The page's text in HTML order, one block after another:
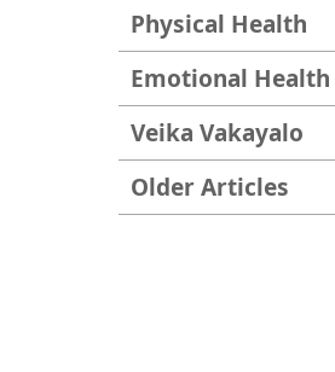
Physical Health
Emotional Health
Veika Vakayalo
Older Articles